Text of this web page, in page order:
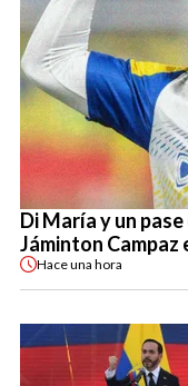
Di María y un
Jáminton Campaz
Haceuna hora